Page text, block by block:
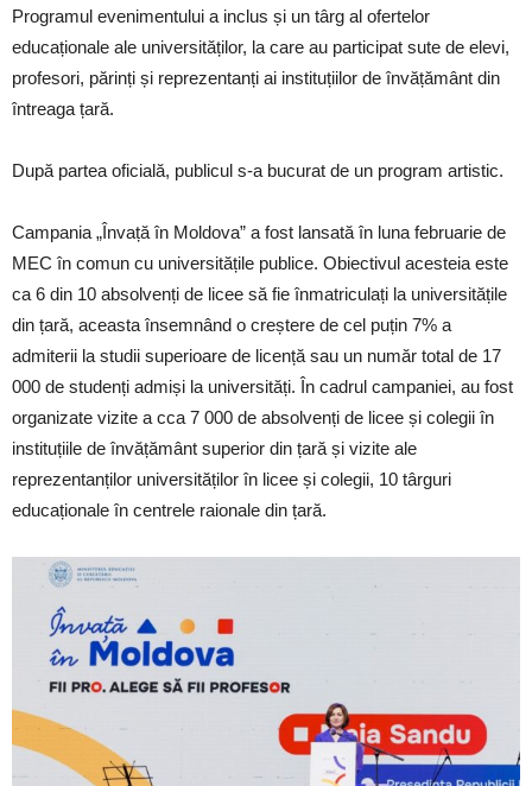
Programul evenimentului a inclus și un târg al ofertelor
educaționale ale universităților, la care au participat sute de elevi,
profesori, părinți și reprezentanți ai instituțiilor de învățământ din
întreaga țară.
După partea oficială, publicul s-a bucurat de un program artistic.
Campania „Învață în Moldova” a fost lansată în luna februarie de
MEC în comun cu universitățile publice. Obiectivul acesteia este
ca 6 din 10 absolvenți de licee să fie înmatriculați la universitățile
din țară, aceasta însemnând o creștere de cel puțin 7% a
admiterii la studii superioare de licență sau un număr total de 17
000 de studenți admiși la universități. În cadrul campaniei, au fost
organizate vizite a cca 7 000 de absolvenți de licee și colegii în
instituțiile de învățământ superior din țară și vizite ale
reprezentanților universităților în licee și colegii, 10 târguri
educaționale în centrele raionale din țară.